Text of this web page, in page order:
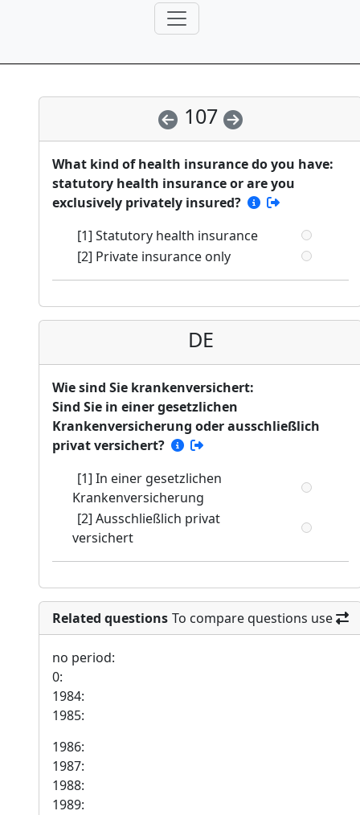
107
What kind of health insurance do you have:
statutory health insurance or are you
exclusively privately insured?
[1] Statutory health insurance
[2] Private insurance only
DE
Wie sind Sie krankenversichert:
Sind Sie in einer gesetzlichen
Krankenversicherung oder ausschließlich
privat versichert?
[1] In einer gesetzlichen
Krankenversicherung
[2] Ausschließlich privat
versichert
Related questions To compare questions use
no period:
0:
1984:
1985:
1986:
1987:
1988:
1989: